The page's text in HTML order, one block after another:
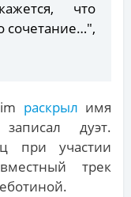
что
сочетание…",
раскрыл имя
дуэт.
при участии
трек